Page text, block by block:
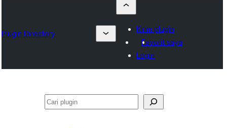
Plugin Directory
Kirim plugin
Favorit saya
Login
Cari